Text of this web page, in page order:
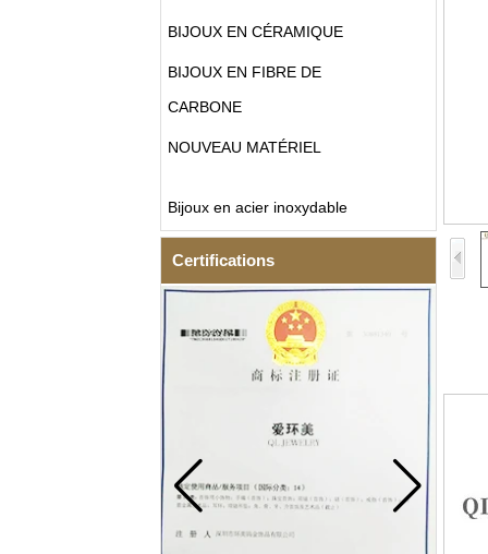
BIJOUX EN CÉRAMIQUE
BIJOUX EN FIBRE DE
CARBONE
NOUVEAU MATÉRIEL
Bijoux en acier inoxydable
Certifications